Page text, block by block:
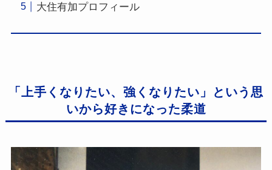
大住有加プロフィール
「上手くなりたい、強くなりたい」という思
いから好きになった柔道